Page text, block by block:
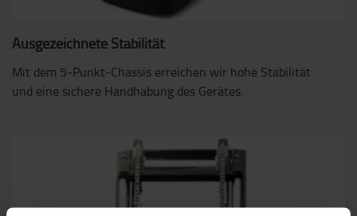
Ausgezeichnete Stabilität
Mit dem 5-Punkt-Chassis erreichen wir hohe Stabilität
und eine sichere Handhabung des Gerätes.